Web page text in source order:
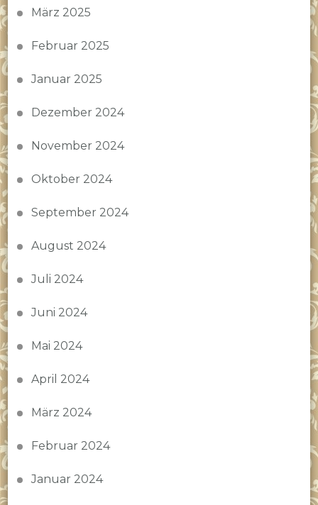
März 2025
Februar 2025
Januar 2025
Dezember 2024
November 2024
Oktober 2024
September 2024
August 2024
Juli 2024
Juni 2024
Mai 2024
April 2024
März 2024
Februar 2024
Januar 2024